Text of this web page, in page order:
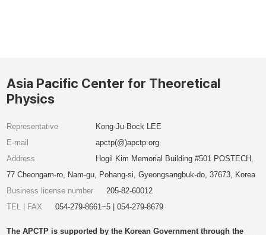
Asia Pacific Center for Theoretical
Physics
Representative
Kong-Ju-Bock LEE
E-mail
apctp(@)apctp.org
Address
Hogil Kim Memorial Building #501 POSTECH,
77 Cheongam-ro, Nam-gu, Pohang-si, Gyeongsangbuk-do, 37673, Korea
Business license number
205-82-60012
TEL | FAX
054-279-8661~5 | 054-279-8679
The APCTP is supported by the Korean Government through the